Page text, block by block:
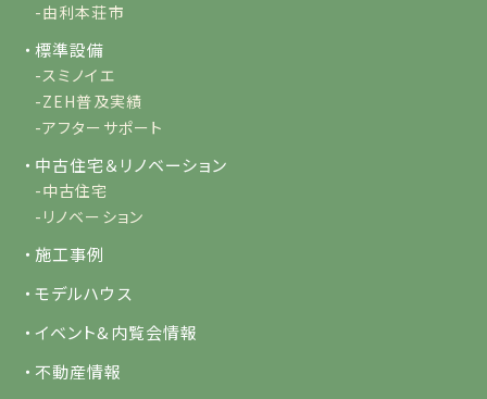
-由利本荘市
・標準設備
-スミノイエ
-ZEH普及実績
-アフターサポート
・中古住宅＆リノベーション
-中古住宅
-リノベーション
・施工事例
・モデルハウス
・イベント&内覧会情報
・不動産情報